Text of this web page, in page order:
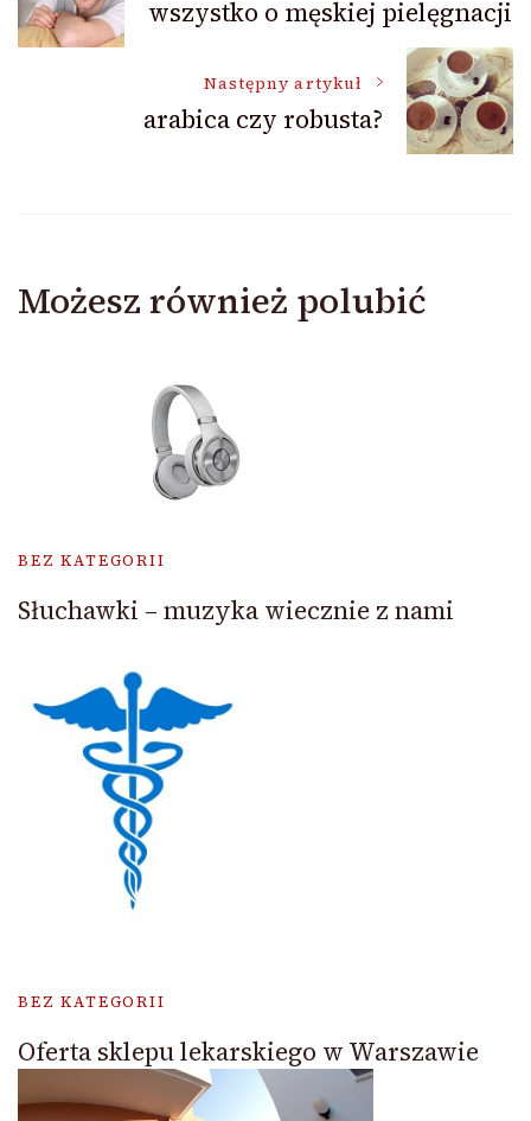
wpisu
wszystko o męskiej pielęgnacji
Następny artykuł
arabica czy robusta?
Możesz również polubić
BEZ KATEGORII
Słuchawki – muzyka wiecznie z nami
BEZ KATEGORII
Oferta sklepu lekarskiego w Warszawie